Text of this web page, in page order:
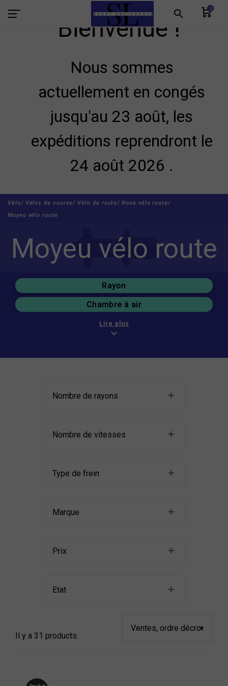
search 0
Bienvenue !
Nous sommes
actuellement en congés
jusqu'au 23 août, les
expéditions reprendront le
24 août 2026 .
Vélo/ Vélos de course/ Vélo de route/ Roue vélo route/
Moyeu vélo route
Moyeu vélo route
Rayon
Chambre à air
Jante
Blocage et axe
Roue vélo de route
Lire plus
expand_more
Nombre de rayons
Nombre de vitesses
Type de frein
Marque
Prix
Etat
Il y a 31 products.